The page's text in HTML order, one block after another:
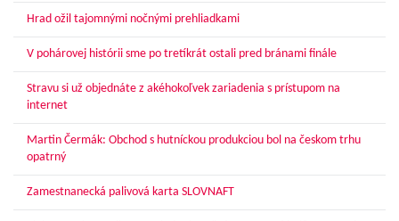
Hrad ožil tajomnými nočnými prehliadkami
V pohárovej histórii sme po tretíkrát ostali pred bránami finále
Stravu si už objednáte z akéhokoľvek zariadenia s prístupom na
internet
Martin Čermák: Obchod s hutníckou produkciou bol na českom trhu
opatrný
Zamestnanecká palivová karta SLOVNAFT